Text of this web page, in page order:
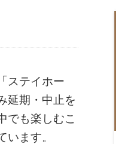
ステイホー
延期・中止を
でも楽しむこ
ます。